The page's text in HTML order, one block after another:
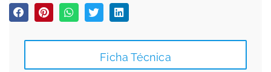
Ficha Técnica